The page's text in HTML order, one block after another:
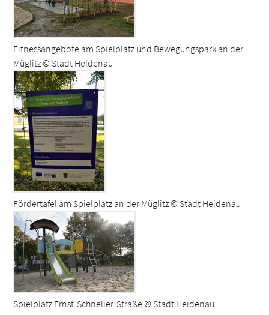
Fitnessangebote am Spielplatz und Bewegungspark an der
Müglitz © Stadt Heidenau
Fördertafel am Spielplatz an der Müglitz © Stadt Heidenau
Spielplatz Ernst-Schneller-Straße © Stadt Heidenau